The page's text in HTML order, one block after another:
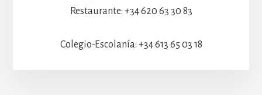
Restaurante: +34 620 63 30 83
Colegio-Escolanía: +34 613 65 03 18